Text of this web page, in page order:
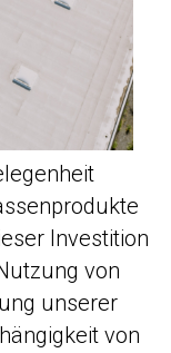
Investition
von
unserer
von